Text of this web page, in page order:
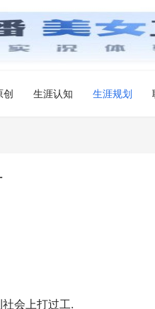
创 生涯认知 生涯规划
会上打过工.